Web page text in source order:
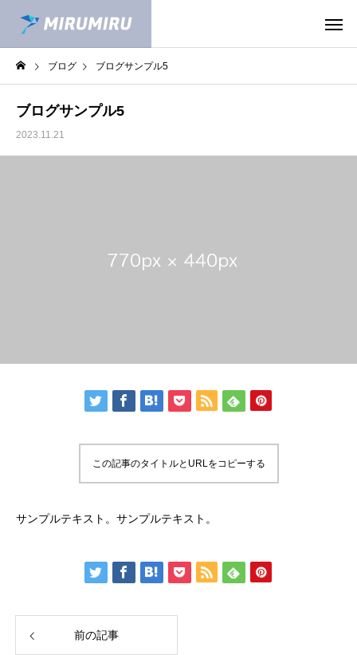
ブログ ブログサンプル5
ブログサンプル5
2023.11.21
この記事のタイトルとURLをコピーする
サンプルテキスト。サンプルテキスト。
前の記事